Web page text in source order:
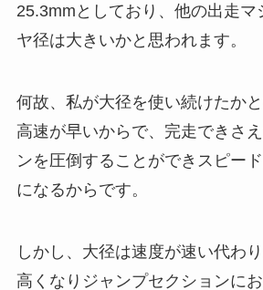
25.3mmとしており、他の出走マ
ヤ径は大きいかと思われます。
何故、私が大径を使い続けたか
高速が早いからで、完走できさ
ンを圧倒することができスピー
になるからです。
しかし、大径は速度が速い代わ
高くなりジャンプセクションに